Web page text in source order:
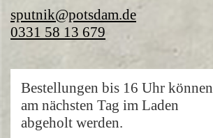
sputnik@potsdam.de
0331 58 13 679
Bestellungen bis 16 Uhr können
am nächsten Tag im Laden
abgeholt werden.